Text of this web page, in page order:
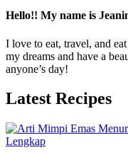
Hello!! My name is
I love to eat, travel, and
my dreams and have a
anyone’s day!
Latest Recipes